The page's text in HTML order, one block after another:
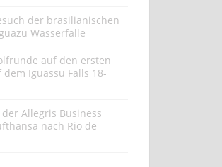
der brasilianischen
Wasserfälle
auf den ersten
Iguassu Falls 18-
Allegris Business
nach Rio de